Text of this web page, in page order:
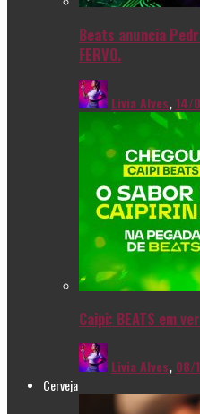
Beats anuncia
FERVO.
Livia Alves,14/
Caipi: BEATS em
Livia Alves, 08/
Cerveja